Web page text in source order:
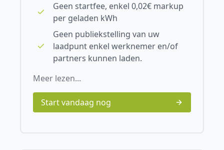
Geen startfee, enkel 0,02€ markup
per geladen kWh
Geen publiekstelling van uw
laadpunt enkel werknemer en/of
partners kunnen laden.
Meer lezen...
Start vandaag nog